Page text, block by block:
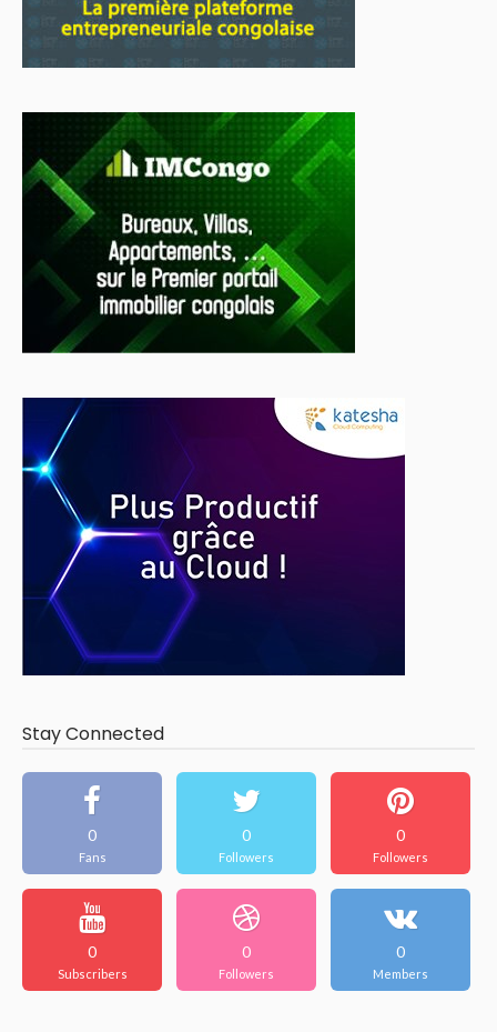
Stay Connected
0
Fans
0
Followers
0
Followers
0
Subscribers
0
Followers
0
Members